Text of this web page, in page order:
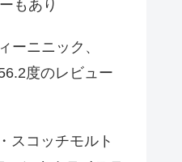
もあり
ーニニック、
度のレビュー
スコッチモルト